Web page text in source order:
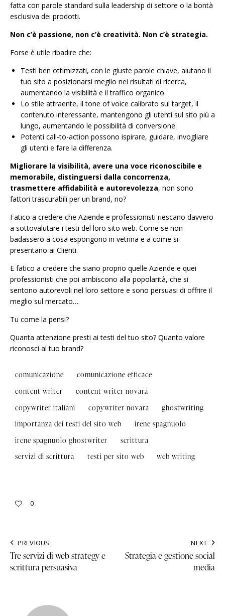
fatta con parole standard sulla leadership di settore o la bontà
esclusiva dei prodotti.
Non c’è passione, non c’è creatività. Non c’è strategia.
Forse è utile ribadire che:
Testi ben ottimizzati, con le giuste parole chiave, aiutano il
tuo sito a posizionarsi meglio nei risultati di ricerca,
aumentando la visibilità e il traffico organico.
Lo stile attraente, il tone of voice calibrato sul target, il
contenuto interessante, mantengono gli utenti sul sito più a
lungo, aumentando le possibilità di conversione.
Potenti call-to-action possono ispirare, guidare, invogliare
gli utenti e fare la differenza.
Migliorare la visibilità, avere una voce riconoscibile e
memorabile, distinguersi dalla concorrenza,
trasmettere affidabilità e autorevolezza, non sono
fattori trascurabili per un brand, no?
Fatico a credere che Aziende e professionisti riescano davvero
a sottovalutare i testi del loro sito web. Come se non
badassero a cosa espongono in vetrina e a come si
presentano ai Clienti.
E fatico a credere che siano proprio quelle Aziende e quei
professionisti che poi ambiscono alla popolarità, che si
sentono autorevoli nel loro settore e sono persuasi di offrire il
meglio sul mercato…
Tu come la pensi?
Quanta attenzione presti ai testi del tuo sito? Quanto valore
riconosci al tuo brand?
comunicazione
comunicazione efficace
content writer
content writer novara
copywriter italiani
copywriter novara
ghostwriting
importanza dei testi del sito web
irene spagnuolo
irene spagnuolo ghostwriter
scrittura
servizi di scrittura
testi per sito web web writing
0
PREVIOUS
Tre servizi di web strategy e
scrittura persuasiva
NEXT
Strategia e gestione social
media